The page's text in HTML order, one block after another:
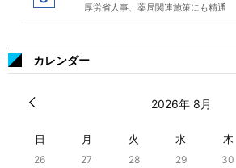
厚労省人事、薬局関連施策にも精通
カレンダー
2026年 8月
日 月 火 水 木
26 27 28 29 30